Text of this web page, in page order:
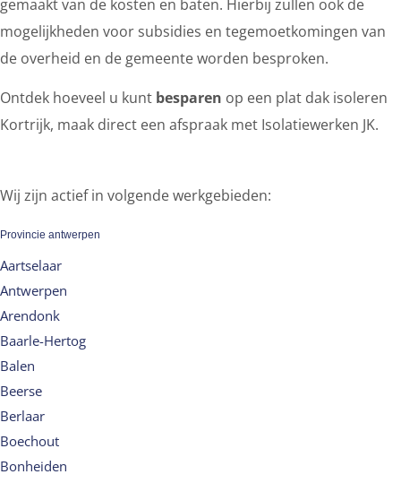
gemaakt van de kosten en baten. Hierbij zullen ook de
mogelijkheden voor subsidies en tegemoetkomingen van
de overheid en de gemeente worden besproken.
Ontdek hoeveel u kunt besparen op een plat dak isoleren
Kortrijk, maak direct een afspraak met Isolatiewerken JK.
Wij zijn actief in volgende werkgebieden:
Provincie antwerpen
Aartselaar
Antwerpen
Arendonk
Baarle-Hertog
Balen
Beerse
Berlaar
Boechout
Bonheiden